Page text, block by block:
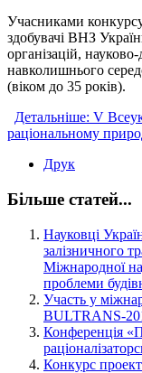
Учасниками
здобувачі ВНЗ
організацій,
навколишнього
(віком до 35 років).
Детальніше: V
раціональному
Друк
Більше статей...
Науковці
залізничного
Міжнародної
проблеми
Участь у
BULTRANS-
Конференція
Конкурс